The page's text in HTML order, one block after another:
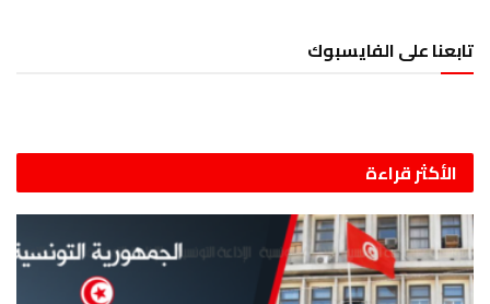
تابعنا على الفايسبوك
الأكثر قراءة